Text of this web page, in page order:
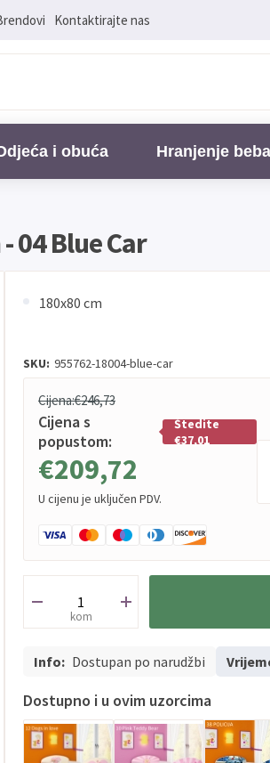
Kontaktirajte nas
i obuća Hranjenje beba
04 Blue Car
180x80 cm
SKU: 955762-18004-blue-car
Cijena:€246,73
Cijena s
popustom:
€209,72
Štedite
€37,01
U cijenu je uključen PDV.
kom
Info: Dostupan po narudžbi
Dostupno i u ovim uzorcima